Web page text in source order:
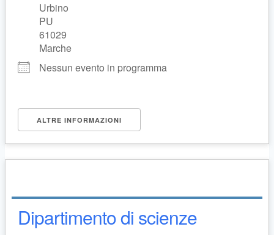
Urbino
PU
61029
Marche
Nessun evento in programma
ALTRE INFORMAZIONI
Dipartimento di scienze